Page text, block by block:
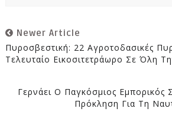
Newer Article
Πυροσβεστική: 22 Αγροτοδασικές
Τελευταίο Εικοσιτετράωρο Σε Όλη
Γερνάει Ο Παγκόσμιος Εμπορικός
Πρόκληση Για Τη